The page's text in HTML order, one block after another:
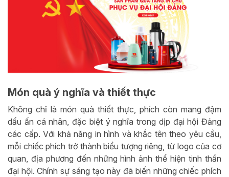
Món quà ý nghĩa và thiết thực
Không chỉ là món quà thiết thực, phích còn mang đậm
dấu ấn cá nhân, đặc biệt ý nghĩa trong dịp đại hội Đảng
các cấp. Với khả năng in hình và khắc tên theo yêu cầu,
mỗi chiếc phích trở thành biểu tượng riêng, từ logo của cơ
quan, địa phương đến những hình ảnh thể hiện tinh thần
đại hội. Chính sự sáng tạo này đã biến những chiếc phích